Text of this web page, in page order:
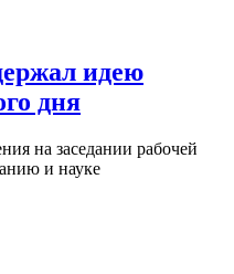
идею
дня
на заседании рабочей
и науке